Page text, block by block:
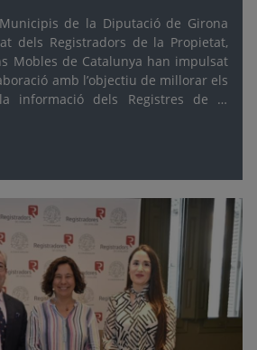
de la Diputació de Girona
dels Registradors de la Propietat,
Mobles de Catalunya han impulsat
amb l’objectiu de millorar els
informació dels Registres de la
i de la seva ciutadania.